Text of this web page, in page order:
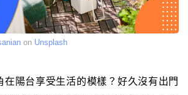
on Unsplash
在陽台享受生活的模樣？好久沒有出門